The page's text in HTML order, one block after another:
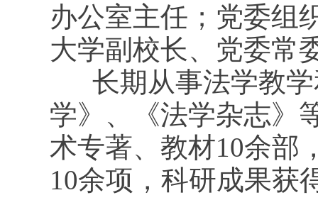
办公室主任；党委组
大学副校长、党委常
长期从事法学教学
学》、《法学杂志》
术专著、教材10余部
10余项，科研成果获